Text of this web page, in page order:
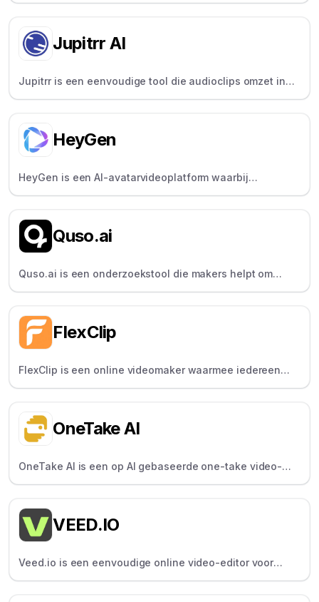
dan 100 talen toe aan elke video en maak binnen enkele
Jupitrr AI
Jupitrr is een eenvoudige tool die audioclips omzet in
deelbare video's met bijschriften voor sociale media.
HeyGen
HeyGen is een AI-avatarvideoplatform waarbij
gebruikers een script typen om een video te krijgen,
Quso.ai
Quso.ai is een onderzoekstool die makers helpt om
YouTube-video's direct om te zetten in notities,
FlexClip
FlexClip is een online videomaker waarmee iedereen
video's kan maken met sjablonen, voorraadassets en
OneTake AI
OneTake AI is een op AI gebaseerde one-take video-
editor voor cursusmakers die automatisch stiltes
VEED.IO
Veed.io is een eenvoudige online video-editor voor
makers om snel inhoud te bewerken en van bijschriften